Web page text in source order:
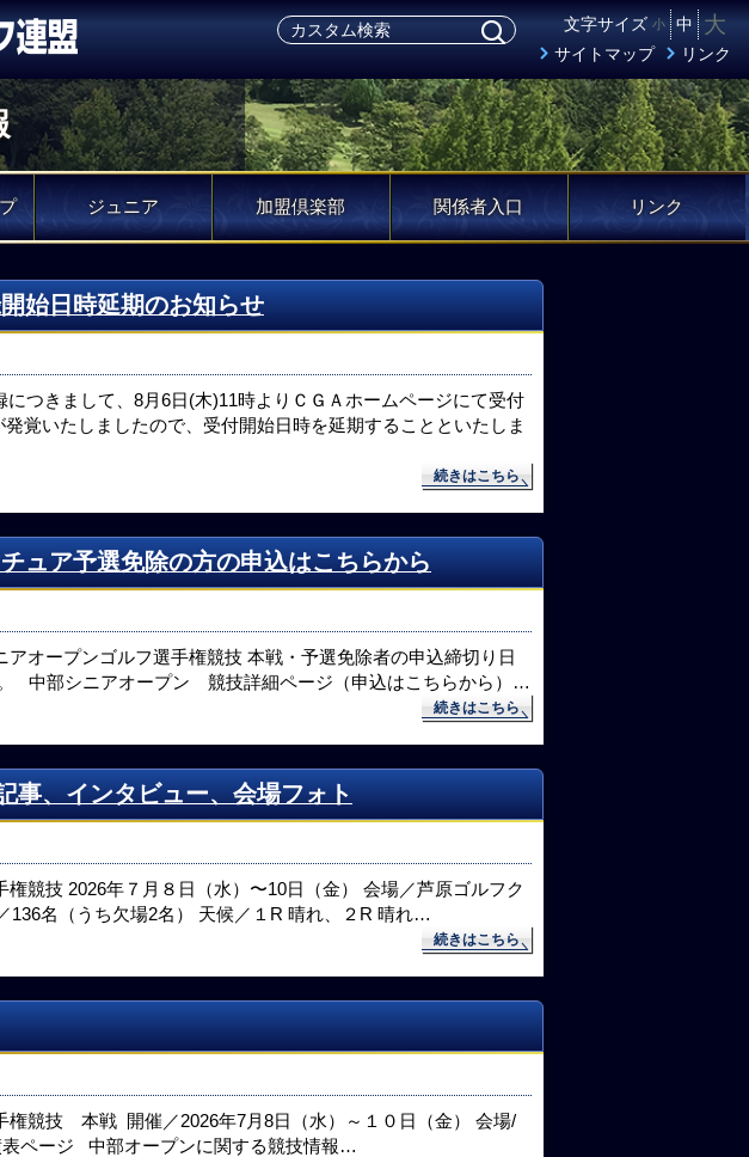
文字サイズ 小 中 大
サイトマップ リンク
ジュニア 加盟倶楽部 関係者入口 リンク
始日時延期のお知らせ
つきまして、8月6日(木)11時よりＣＧＡホームページにて受付
覚いたしましたので、受付開始日時を延期することといたしま
続きはこちら
ュア予選免除の方の申込はこちらから
オープンゴルフ選手権競技 本戦・予選免除者の申込締切り日
中部シニアオープン 競技詳細ページ（申込はこちらから）…
続きはこちら
、インタビュー、会場フォト
競技 2026年７月８日（水）〜10日（金） 会場／芦原ゴルフク
名（うち欠場2名） 天候／１R 晴れ、２R 晴れ…
続きはこちら
権競技 本戦 開催／2026年7月8日（水）～１０日（金） 会場/
ページ 中部オープンに関する競技情報…